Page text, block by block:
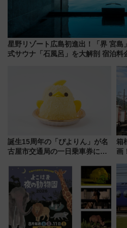
星野リゾート広島初進出！「界 宮島
式サウナ「石風呂」を大解剖 宿泊
誕生15周年の「ぴよりん」が名
古屋市交通局の一日乗車券に！
定1万5000枚】
箱
画